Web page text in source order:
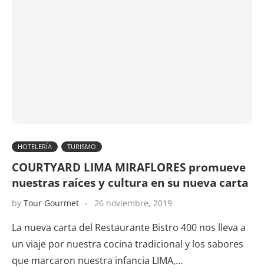
HOTELERÍA TURISMO
COURTYARD LIMA MIRAFLORES promueve
nuestras raíces y cultura en su nueva carta
by Tour Gourmet 26 noviembre, 2019
La nueva carta del Restaurante Bistro 400 nos lleva a
un viaje por nuestra cocina tradicional y los sabores
que marcaron nuestra infancia LIMA,…